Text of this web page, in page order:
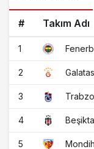
# Takım Adı
1
2
3
4
5